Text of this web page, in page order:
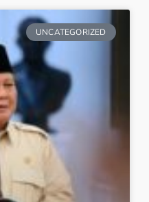
UNCATEGORIZED